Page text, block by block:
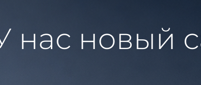
нас новый